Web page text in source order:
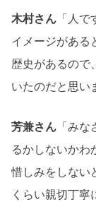
木村さん 「人
イメージがある
歴史があるので
いたのだと思い
芳兼さん 「み
るかしないかわ
惜しみをしない
くらい親切丁